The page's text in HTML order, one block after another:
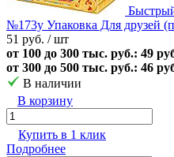
№173у Упаковка Для друзей
51 руб. / шт
от 100 до 300 тыс. руб.: 49
от 300 до 500 тыс. руб.: 46
В наличии
В корзину
Купить в 1 клик
Подробнее